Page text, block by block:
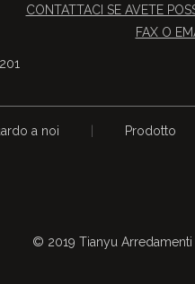
CONTATTACI SE AVETE
FAX O
a noi Prodotto
© 2019 Tianyu